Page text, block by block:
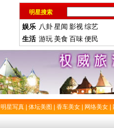
明星搜索
娱乐 八卦星闻 影视综艺
生活 游玩 美食 百味便民
明星写真 体坛美图 香车美女 网络美女